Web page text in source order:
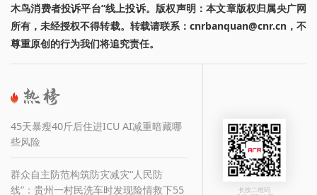
木鸟消费者投诉平台”线上投诉。版权声明：本文章版权归属央广网
所有，未经授权不得转载。转载请联系：cnrbanquan@cnr.cn，不
尊重原创的行为我们将追究责任。
45天暴瘦40斤后住进ICU AI减重暗藏哪
些风险
群众自主防范构筑防灾减灾“人民防
线”：贵州一村民洗车时发现险情救下55
长按二维码